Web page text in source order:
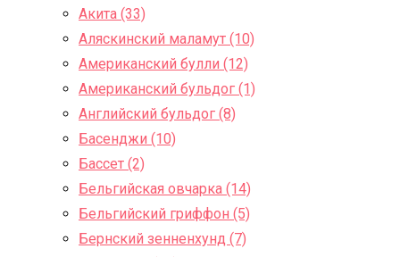
Акита (33)
Аляскинский маламут (10)
Американский булли (12)
Американский бульдог (1)
Английский бульдог (8)
Басенджи (10)
Бассет (2)
Бельгийская овчарка (14)
Бельгийский гриффон (5)
Бернский зенненхунд (7)